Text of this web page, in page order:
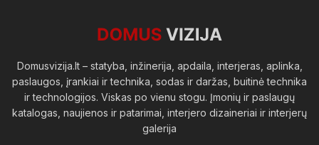
Domusvizija.lt – statyba, inžinerija, apdaila, interjeras, aplinka,
paslaugos, įrankiai ir technika, sodas ir daržas, buitinė technika
ir technologijos. Viskas po vienu stogu. Įmonių ir paslaugų
katalogas, naujienos ir patarimai, interjero dizaineriai ir interjerų
galerija